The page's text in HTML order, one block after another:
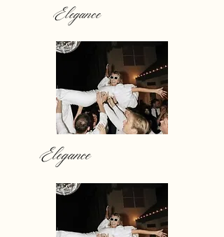
Elegance
Elegance